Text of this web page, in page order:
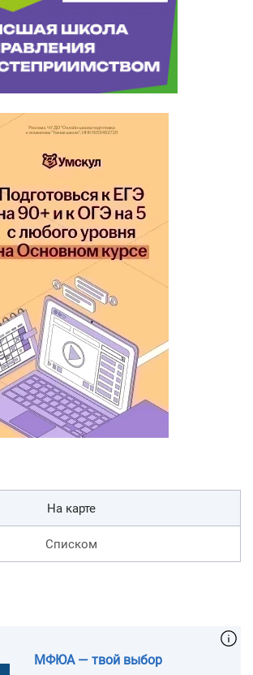
На карте
Списком
МФЮА — твой выбор